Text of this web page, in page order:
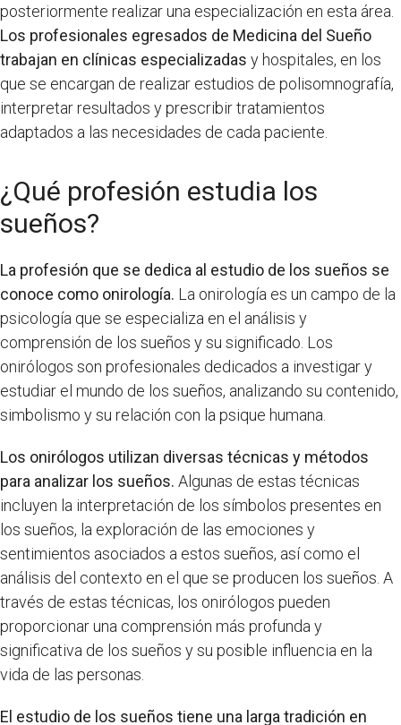
posteriormente realizar una especialización en esta área.
Los profesionales egresados de Medicina del Sueño
trabajan en clínicas especializadas y hospitales, en los
que se encargan de realizar estudios de polisomnografía,
interpretar resultados y prescribir tratamientos
adaptados a las necesidades de cada paciente.
¿Qué profesión estudia los
sueños?
La profesión que se dedica al estudio de los sueños se
conoce como onirología. La onirología es un campo de la
psicología que se especializa en el análisis y
comprensión de los sueños y su significado. Los
onirólogos son profesionales dedicados a investigar y
estudiar el mundo de los sueños, analizando su contenido,
simbolismo y su relación con la psique humana.
Los onirólogos utilizan diversas técnicas y métodos
para analizar los sueños. Algunas de estas técnicas
incluyen la interpretación de los símbolos presentes en
los sueños, la exploración de las emociones y
sentimientos asociados a estos sueños, así como el
análisis del contexto en el que se producen los sueños. A
través de estas técnicas, los onirólogos pueden
proporcionar una comprensión más profunda y
significativa de los sueños y su posible influencia en la
vida de las personas.
El estudio de los sueños tiene una larga tradición en